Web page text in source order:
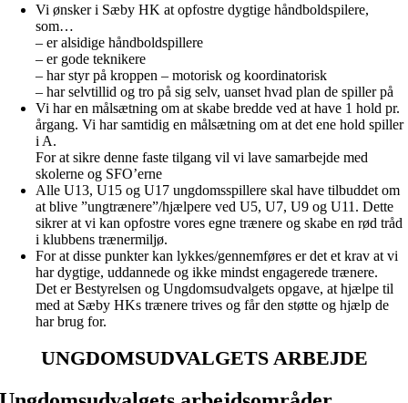
Vi ønsker i Sæby HK at opfostre dygtige håndboldspilere,
som…
– er alsidige håndboldspillere
– er gode teknikere
– har styr på kroppen – motorisk og koordinatorisk
– har selvtillid og tro på sig selv, uanset hvad plan de spiller på
Vi har en målsætning om at skabe bredde ved at have 1 hold pr.
årgang. Vi har samtidig en målsætning om at det ene hold spiller
i A.
For at sikre denne faste tilgang vil vi lave samarbejde med
skolerne og SFO’erne
Alle U13, U15 og U17 ungdomsspillere skal have tilbuddet om
at blive ”ungtrænere”/hjælpere ved U5, U7, U9 og U11. Dette
sikrer at vi kan opfostre vores egne trænere og skabe en rød tråd
i klubbens trænermiljø.
For at disse punkter kan lykkes/gennemføres er det et krav at vi
har dygtige, uddannede og ikke mindst engagerede trænere.
Det er Bestyrelsen og Ungdomsudvalgets opgave, at hjælpe til
med at Sæby HKs trænere trives og får den støtte og hjælp de
har brug for.
UNGDOMSUDVALGETS ARBEJDE